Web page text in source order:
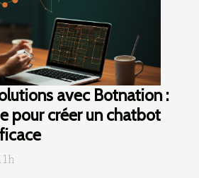
avec Botnation :
pour créer un chatbot